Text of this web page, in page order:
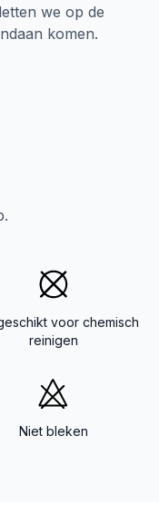
we op de
komen.
voor chemisch
reinigen
Niet bleken